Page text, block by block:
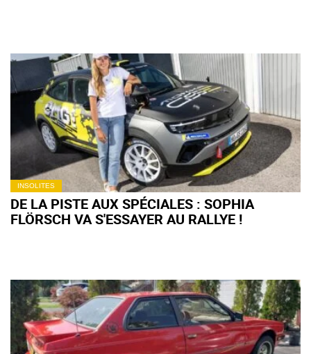
INSOLITES
DE LA PISTE AUX SPÉCIALES : SOPHIA
FLÖRSCH VA S'ESSAYER AU RALLYE !